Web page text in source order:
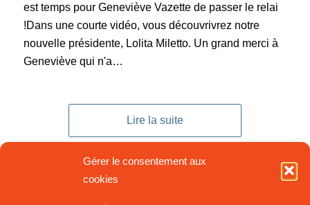
Gérer le consentement aux
cookies
est temps pour Geneviève Vazette de passer le relai
!Dans une courte vidéo, vous découvrivrez notre
nouvelle présidente, Lolita Miletto. Un grand merci à
Geneviève qui n'a…
Lire la suite